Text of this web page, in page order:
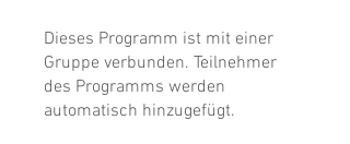
Dieses Programm ist mit einer
Gruppe verbunden. Teilnehmer
des Programms werden
automatisch hinzugefügt.